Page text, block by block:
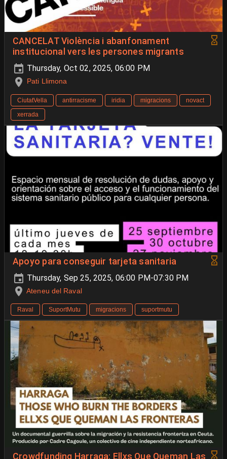
CANCELAT Violència i abanfonament
institucional vers les persones migrants
Thursday, Oct 02, 2025, 06:00 PM
Pati Llimona
CiutatVella antirracisme iridia migracions
novact
xerrada
Apoyo para conseguir tarjeta sanitaria
Thursday, Sep 25, 2025, 06:00 PM-07:30 PM
Ateneu del Raval
Raval SuportMutu migracions suportmutu
Crowdfunding Harraga: Ellxs Que Queman Las